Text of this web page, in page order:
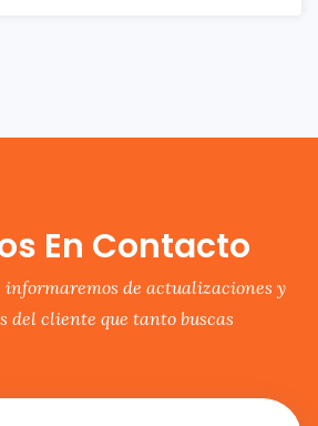
En Contacto
de actualizaciones y
del cliente que tanto buscas